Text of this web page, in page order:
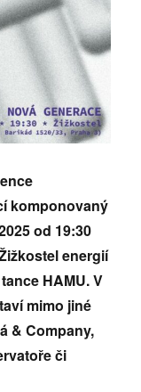
komponovaný
od 19:30
energií
HAMU. V
mimo jiné
& Company,
či